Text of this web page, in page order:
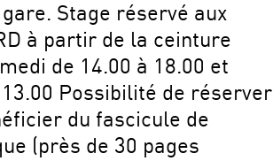
Stage réservé aux
à partir de la ceinture
de 14.00 à 18.00 et
Possibilité de réserver
du fascicule de
(près de 30 pages